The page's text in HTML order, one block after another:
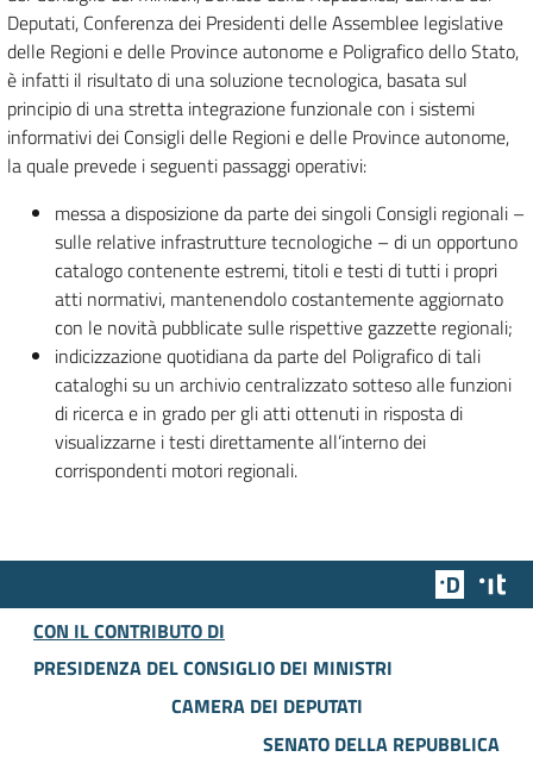
Deputati, Conferenza dei Presidenti delle Assemblee legislative
delle Regioni e delle Province autonome e Poligrafico dello Stato,
è infatti il risultato di una soluzione tecnologica, basata sul
principio di una stretta integrazione funzionale con i sistemi
informativi dei Consigli delle Regioni e delle Province autonome,
la quale prevede i seguenti passaggi operativi:
messa a disposizione da parte dei singoli Consigli regionali –
sulle relative infrastrutture tecnologiche – di un opportuno
catalogo contenente estremi, titoli e testi di tutti i propri
atti normativi, mantenendolo costantemente aggiornato
con le novità pubblicate sulle rispettive gazzette regionali;
indicizzazione quotidiana da parte del Poligrafico di tali
cataloghi su un archivio centralizzato sotteso alle funzioni
di ricerca e in grado per gli atti ottenuti in risposta di
visualizzarne i testi direttamente all’interno dei
corrispondenti motori regionali.
Team
CON IL CONTRIBUTO DI
PRESIDENZA DEL CONSIGLIO DEI MINISTRI
CAMERA DEI DEPUTATI
SENATO DELLA REPUBBLICA